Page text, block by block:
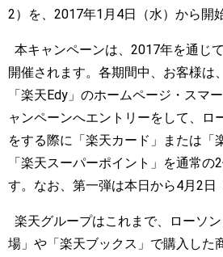
2）を、2017年1月4日（水）から開
本キャンペーンは、2017年を通じ
開催されます。各期間中、お客様は
「楽天Edy」のホームページ・スマ
ャンペーンへエントリーをして、ロ
をする際に「楽天カード」または「
「楽天スーパーポイント」を通常の
す。なお、第一弾は本日から4月2日
楽天グループはこれまで、ローソ
場」や「楽天ブックス」で購入した